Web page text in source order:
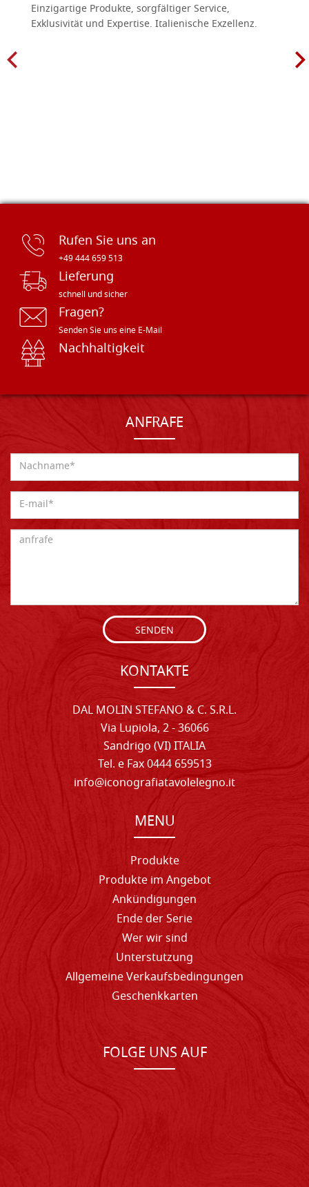
Einzigartige Produkte, sorgfältiger Service,
Exklusivität und Expertise. Italienische Exzellenz.
Rufen Sie uns an
+49 444 659 513
Lieferung
schnell und sicher
Fragen?
Senden Sie uns eine E-Mail
Nachhaltigkeit
ANFRAFE
SENDEN
KONTAKTE
DAL MOLIN STEFANO & C. S.R.L.
Via Lupiola, 2 - 36066
Sandrigo (VI) ITALIA
Tel. e Fax 0444 659513
info@iconografiatavolelegno.it
MENU
Produkte
Produkte im Angebot
Ankündigungen
Ende der Serie
Wer wir sind
Unterstutzung
Allgemeine Verkaufsbedingungen
Geschenkkarten
FOLGE UNS AUF